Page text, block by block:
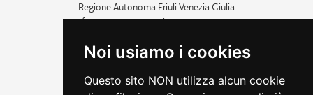
Noi usiamo i cookies
Questo sito NON utilizza alcun cookie
Regione Autonoma Friuli Venezia Giulia
c.f. 80014930327; p.iva 00526040324
+39 040 3771111